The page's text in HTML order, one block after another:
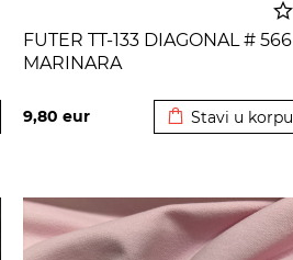
FUTER TT-133 DIAGONAL # 566
MARINARA
9,80 eur Stavi u korpu